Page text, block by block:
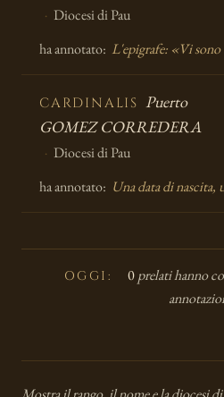
Diocesi di Pau
ha annotato: L'epigrafe: «Vi sono
CARDINALIS Puerto
GOMEZ CORREDERA
Diocesi di Pau
ha annotato: Una data di nascita,
OGGI: 0prelati hanno